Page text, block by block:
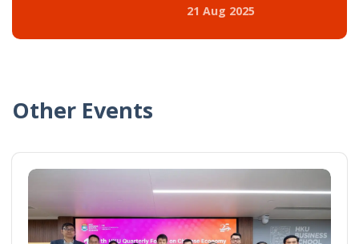
21 Aug 2025
Other Events